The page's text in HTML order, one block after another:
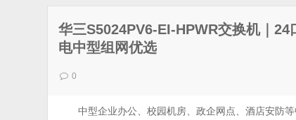
华三S5024PV6-EI-HPWR交换机｜
电中型组网优选
0
中型企业办公、校园机房、政企网点、酒店安防